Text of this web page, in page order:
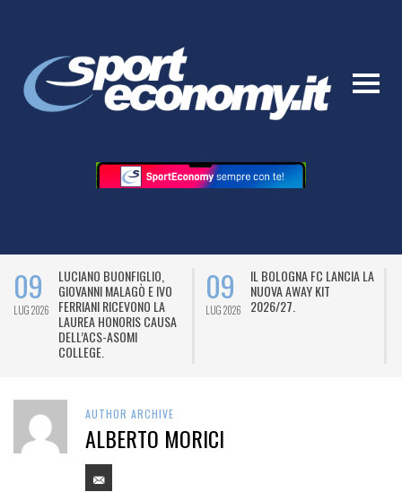
09
LUG 2026
LUCIANO BUONFIGLIO,
GIOVANNI MALAGÒ E IVO
FERRIANI RICEVONO LA
LAUREA HONORIS CAUSA
DELL’ACS-ASOMI
COLLEGE.
09
LUG 2026
IL BOLOGNA FC LANCIA LA
NUOVA AWAY KIT
2026/27.
AUTHOR ARCHIVE
ALBERTO MORICI